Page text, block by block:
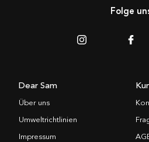
Folge
Dear Sam
Über uns
Umweltrichtlinien
Impressum